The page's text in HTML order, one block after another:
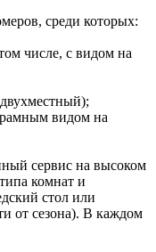
среди которых:
числе, с видом на
видом на
сервис на высоком
комнат и
стол или
от сезона). В каждом